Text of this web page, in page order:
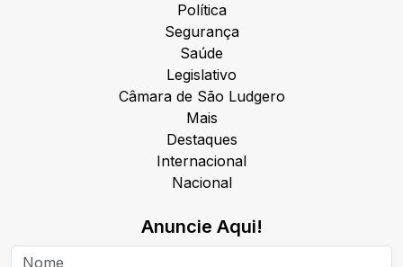
Política
Segurança
Saúde
Legislativo
Câmara de São Ludgero
Mais
Destaques
Internacional
Nacional
Anuncie Aqui!